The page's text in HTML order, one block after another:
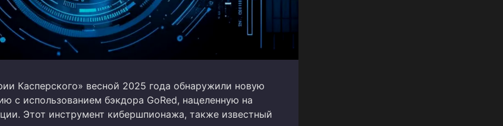
Касперского» весной 2025 года обнаружили новую
с использованием бэкдора GoRed, нацеленную на
Этот инструмент кибершпионажа, также известный